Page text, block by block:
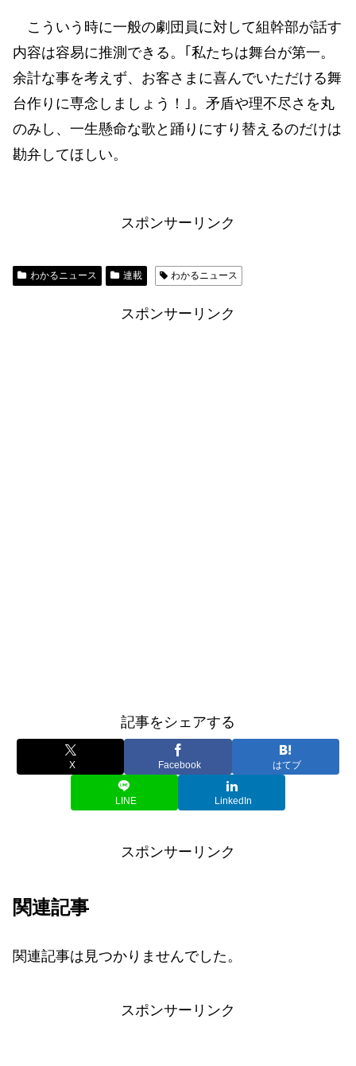
こういう時に一般の劇団員に対して組幹部が話す
内容は容易に推測できる。｢私たちは舞台が第一。
余計な事を考えず、お客さまに喜んでいただける舞
台作りに専念しましょう！｣。矛盾や理不尽さを丸
のみし、一生懸命な歌と踊りにすり替えるのだけは
勘弁してほしい。
スポンサーリンク
わかるニュース 連載 わかるニュース
スポンサーリンク
記事をシェアする
X Facebook はてブ
LINE LinkedIn
スポンサーリンク
関連記事
関連記事は見つかりませんでした。
スポンサーリンク